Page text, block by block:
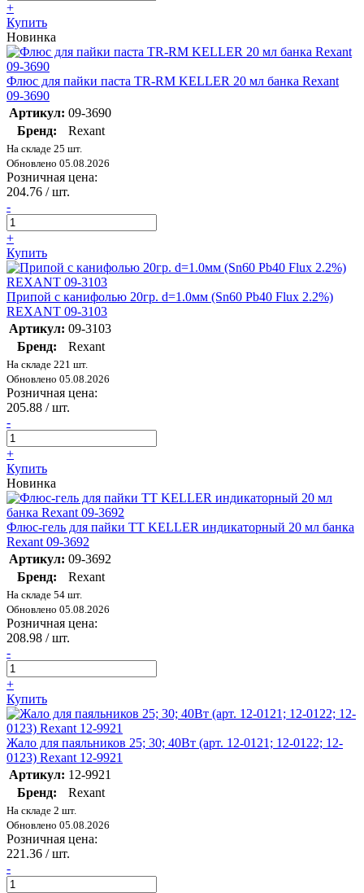
+
Купить
Новинка
Флюс для пайки паста TR-RM KELLER 20 мл банка Rexant
09-3690
Артикул: 09-3690
Бренд:
Rexant
На складе 25 шт.
Обновлено 05.08.2026
Розничная цена:
204.76 / шт.
-
+
Купить
Припой с канифолью 20гр. d=1.0мм (Sn60 Pb40 Flux 2.2%)
REXANT 09-3103
Артикул: 09-3103
Бренд:
Rexant
На складе 221 шт.
Обновлено 05.08.2026
Розничная цена:
205.88 / шт.
-
+
Купить
Новинка
Флюс-гель для пайки TT KELLER индикаторный 20 мл банка
Rexant 09-3692
Артикул: 09-3692
Бренд:
Rexant
На складе 54 шт.
Обновлено 05.08.2026
Розничная цена:
208.98 / шт.
-
+
Купить
Жало для паяльников 25; 30; 40Вт (арт. 12-0121; 12-0122; 12-
0123) Rexant 12-9921
Артикул: 12-9921
Бренд:
Rexant
На складе 2 шт.
Обновлено 05.08.2026
Розничная цена:
221.36 / шт.
-